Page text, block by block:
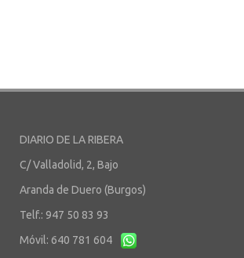
DIARIO DE LA RIBERA
C/ Valladolid, 2, Bajo
Aranda de Duero (Burgos)
Telf.: 947 50 83 93
Móvil: 640 781 604